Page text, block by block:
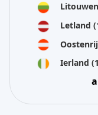
Litouwen
Letland
Ierland